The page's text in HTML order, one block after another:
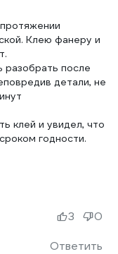
Клею фанеру и
разобрать после
детали, не
клей и увидел, что
годности.
Ответить
3 0